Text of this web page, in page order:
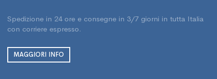
Spedizione in 24 ore e consegne in 3/7 giorni in tutta Italia
con corriere espresso.
MAGGIORI INFO